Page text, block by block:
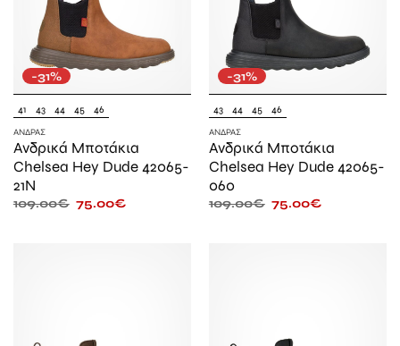
-31%
41 43 44 45 46
ΆΝΔΡΑΣ
Ανδρικά Μποτάκια
Chelsea Hey Dude 42065-
21N
109.00€ 75.00€
-31%
43 44 45 46
ΆΝΔΡΑΣ
Ανδρικά Μποτάκια
Chelsea Hey Dude 42065-
060
109.00€ 75.00€